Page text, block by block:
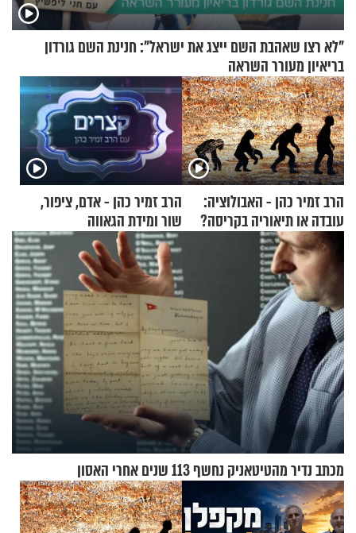
"לא רצו שאהבת השם ייצג את ישראל": חנינת השם גורדון
בריאיון מעורר השראה
הרב זמיר כהן - האבולוציה:
עובדה או תיאוריה בקריסה?
הרב זמיר כהן - אדם, ציפור,
שור ומידת הגאווה
מכתב נדיר מהטיטאניק נחשף 113 שנים אחרי האסון